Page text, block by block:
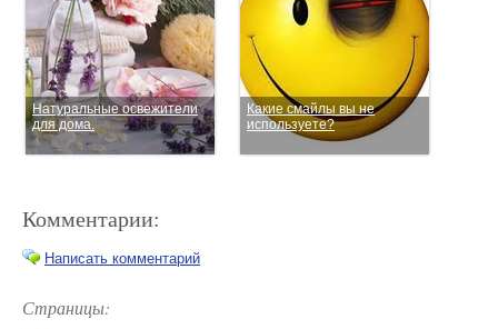
Натуральные освежители
для дома.
Какие смайлы вы не
используете?
Комментарии:
Написать комментарий
Страницы: